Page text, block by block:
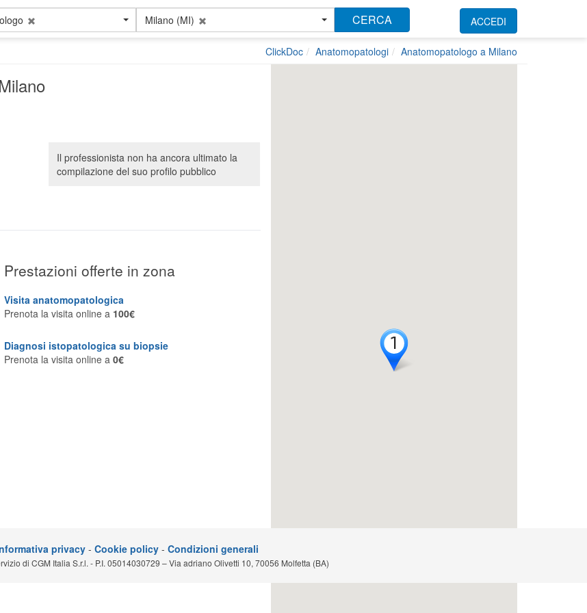
Milano (MI) CERCA ACCEDI
ClickDoc Anatomopatologi Anatomopatologo a Milano
Il professionista non ha ancora ultimato la
compilazione del suo profilo pubblico
Prestazioni offerte in zona
Visita anatomopatologica
Prenota la visita online a 100€
Diagnosi istopatologica su biopsie
Prenota la visita online a 0€
1
1
privacy- Cookie policy - Condizioni generali
di CGM Italia S.r.l. - P.I. 05014030729 – Via adriano Olivetti 10, 70056 Molfetta (BA)